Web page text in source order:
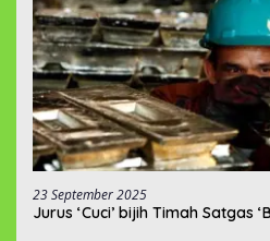
23 September 2025
Jurus ‘Cuci’ bijih Timah Satgas